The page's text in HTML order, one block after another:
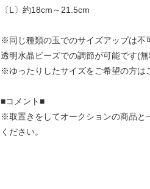
〔L〕約18cm～21.5cm
※同じ種類の玉でのサイズアップは不
透明水晶ビーズでの調節が可能です(
※ゆったりしたサイズをご希望の方は
■コメント■
※取置きをしてオークションの商品と
ください。